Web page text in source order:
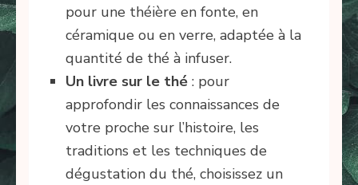
pour une théière en fonte, en
céramique ou en verre, adaptée à la
quantité de thé à infuser.
Un livre sur le thé : pour
approfondir les connaissances de
votre proche sur l’histoire, les
traditions et les techniques de
dégustation du thé, choisissez un